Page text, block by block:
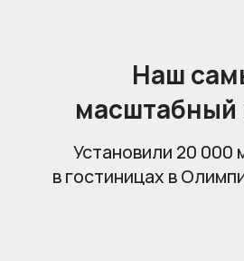
Освещение